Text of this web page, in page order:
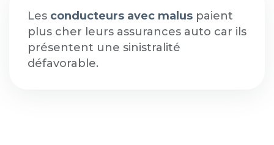
Les conducteurs avec malus paient
plus cher leurs assurances auto car ils
présentent une sinistralité
défavorable.